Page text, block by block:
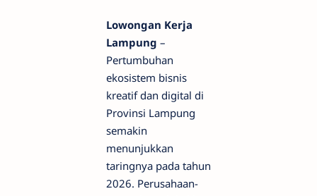
Lowongan Kerja
Lampung –
Pertumbuhan
ekosistem bisnis
kreatif dan digital di
Provinsi Lampung
semakin
menunjukkan
taringnya pada tahun
2026. Perusahaan-